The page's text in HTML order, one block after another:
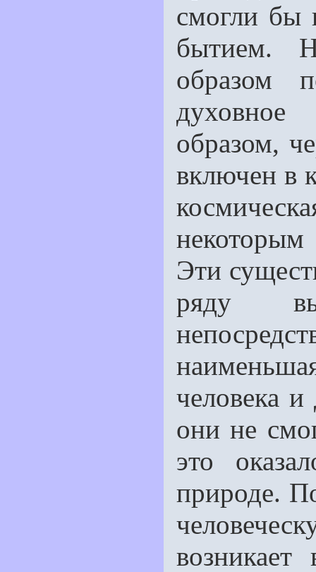
смогли бы
бытием.
образом
образом,
включен в
Эти
ряду
человека
они не
это
природе.
возникает